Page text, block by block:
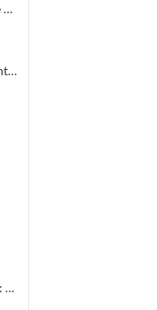
O.M.S. : Subventions et répartitions. Factures. Bilans d'activité Conventions avec la ville
Centre Médico Sportif : Assemblées générales, fonctionnement, projet de contrat, subvention
Projet d'agrandissement de la piscine Paul Vaillant Couturier : 6 plans